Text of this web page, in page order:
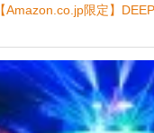
【Amazon.co.jp限定】